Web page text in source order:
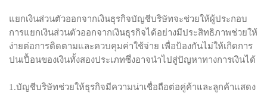
แยกเงินส่วนตัวออกจากเงินธุรกิจบัญชีบริษัทจะช่วยให้ผู้ประกอบ
การแยกเงินส่วนตัวออกจากเงินธุรกิจได้อย่างมีประสิทธิภาพช่วยให้
ง่ายต่อการติดตามและควบคุมค่าใช้จ่าย เพื่อป้องกันไม่ให้เกิดการ
ปนเปื้อนของเงินทั้งสองประเภทซึ่งอาจนำไปสู่ปัญหาทางการเงินได้
1.บัญชีบริษัทช่วยให้ธุรกิจมีความน่าเชื่อถือต่อคู่ค้าและลูกค้าแสดง